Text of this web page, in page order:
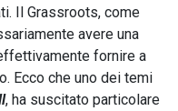
Il Grassroots, come
avere una
fornire a
Ecco che uno dei temi
, ha suscitato particolare